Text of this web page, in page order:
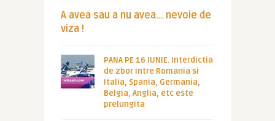
A avea sau a nu avea… nevoie de
viza !
PANA PE 16 IUNIE. Interdictia
de zbor intre Romania si
Italia, Spania, Germania,
Belgia, Anglia, etc este
prelungita